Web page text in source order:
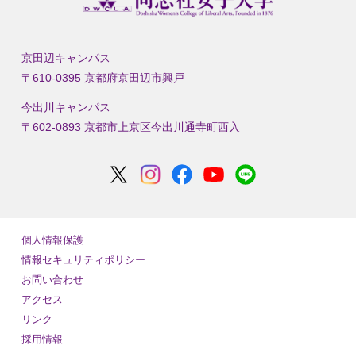
京田辺キャンパス
〒610-0395 京都府京田辺市興戸
今出川キャンパス
〒602-0893 京都市上京区今出川通寺町西入
個人情報保護
情報セキュリティポリシー
お問い合わせ
アクセス
リンク
採用情報